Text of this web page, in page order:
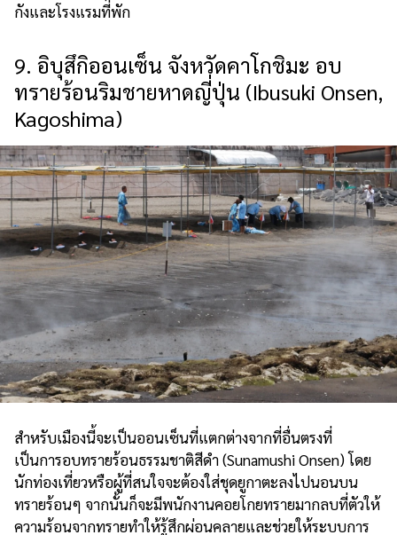
กังและโรงแรมที่พัก
9. อิบุสึกิออนเซ็น จังหวัดคาโกชิมะ อบ
ทรายร้อนริมชายหาดญี่ปุ่น (Ibusuki Onsen,
Kagoshima)
สำหรับเมืองนี้จะเป็นออนเซ็นที่แตกต่างจากที่อื่นตรงที่
เป็นการอบทรายร้อนธรรมชาติสีดำ (Sunamushi Onsen) โดย
นักท่องเที่ยวหรือผู้ที่สนใจจะต้องใส่ชุดยูกาตะลงไปนอนบน
ทรายร้อนๆ จากนั้นก็จะมีพนักงานคอยโกยทรายมากลบที่ตัวให้
ความร้อนจากทรายทำให้รู้สึกผ่อนคลายและช่วยให้ระบบการ